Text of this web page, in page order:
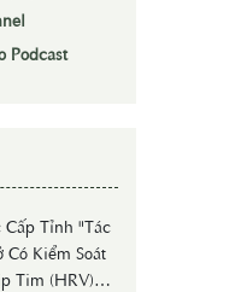
Podcast
Tỉnh "Tác
Kiểm Soát
Tim (HRV)